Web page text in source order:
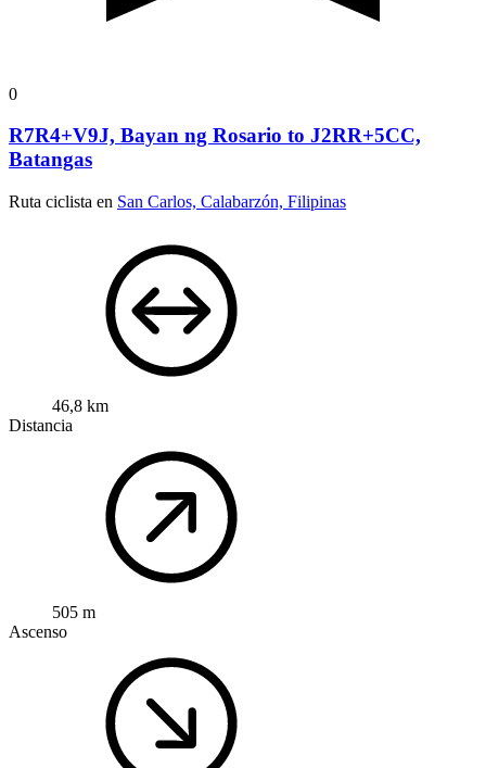
0
R7R4+V9J, Bayan ng Rosario to J2RR+5CC,
Batangas
Ruta ciclista en San Carlos, Calabarzón, Filipinas
46,8 km
Distancia
505 m
Ascenso